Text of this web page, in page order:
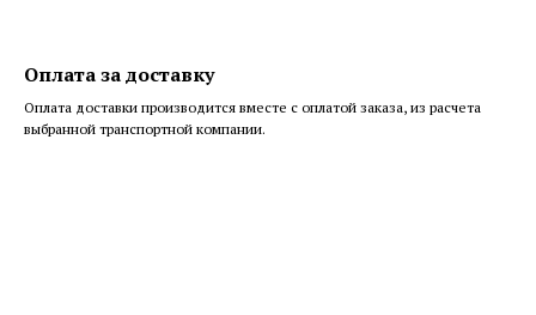
Оплата за доставку
Оплата доставки производится вместе с оплатой заказа, из расчета
выбранной транспортной компании.